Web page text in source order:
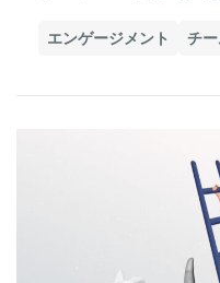
エンゲージメント チ